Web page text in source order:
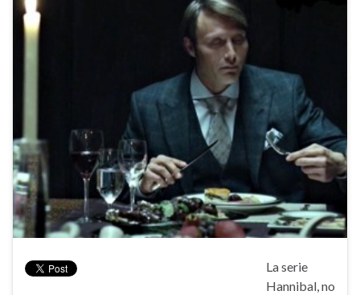
La serie
Hannibal, no